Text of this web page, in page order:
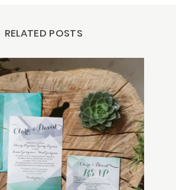
RELATED POSTS